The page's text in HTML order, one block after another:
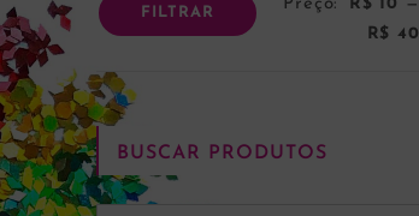
FILTRAR Preço: R$ 10
—
R$ 40
BUSCAR PRODUTOS